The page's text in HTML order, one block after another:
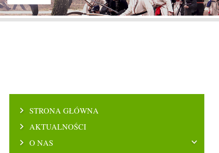
STRONA GŁÓWNA
AKTUALNOŚCI
O NAS